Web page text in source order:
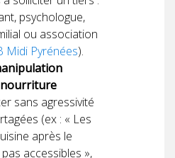
psychologue,
ou association
Midi Pyrénées).
sans agressivité
(ex : « Les
après le
accessibles »,